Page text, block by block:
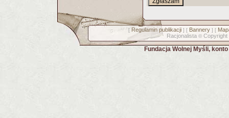
[ Regulamin publikacji] [ Bannery] [
Racjonalista © Copyright
Fundacja Wolnej Myśli,